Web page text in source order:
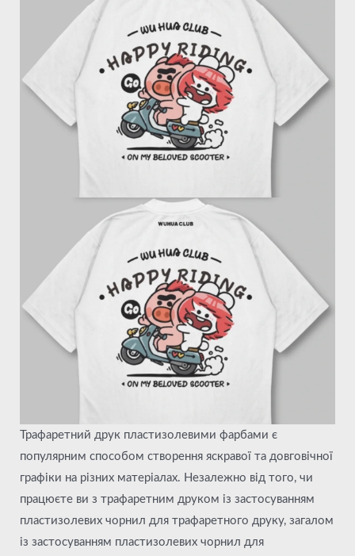
Трафаретний друк пластизолевими фарбами є
популярним способом створення яскравої та довговічної
графіки на різних матеріалах. Незалежно від того, чи
працюєте ви з трафаретним друком із застосуванням
пластизолевих чорнил для трафаретного друку, загалом
із застосуванням пластизолевих чорнил для